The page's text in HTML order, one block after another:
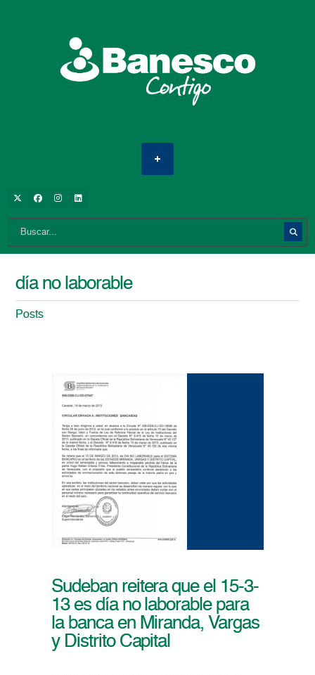
día no laborable
Posts
Sudeban reitera que el 15-3-
13 es día no laborable para
la banca en Miranda, Vargas
y Distrito Capital